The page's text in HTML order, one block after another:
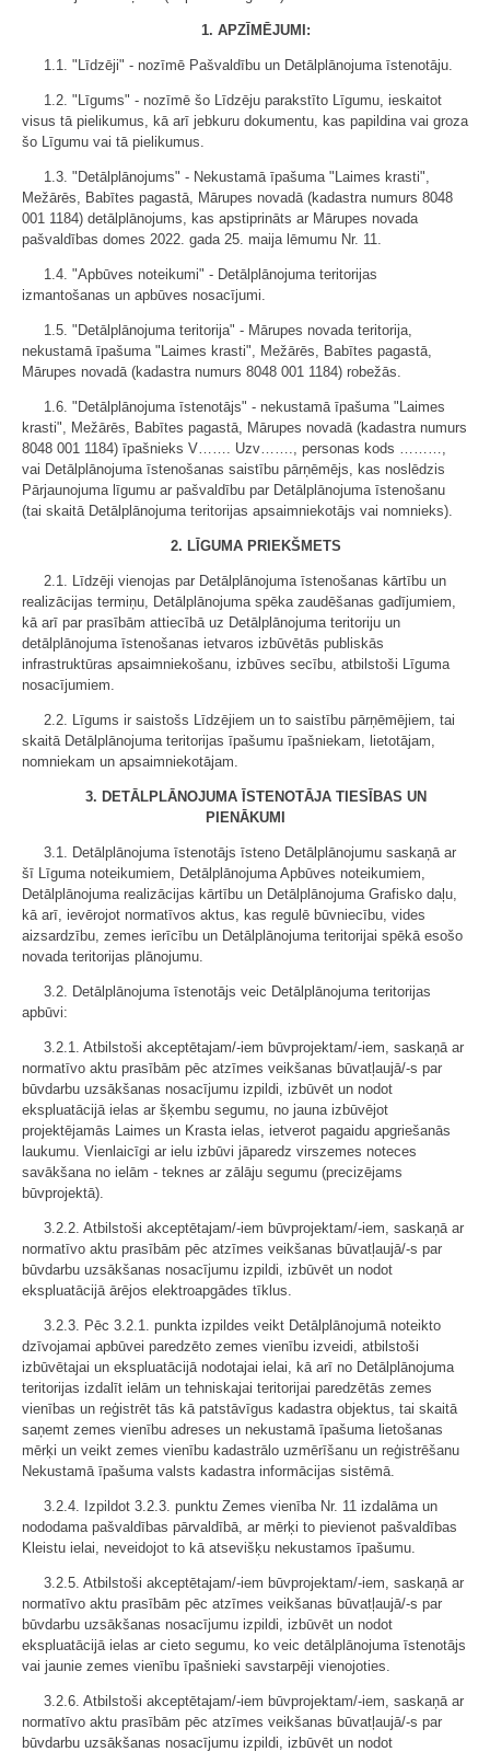
1. APZĪMĒJUMI:
1.1. "Līdzēji" - nozīmē Pašvaldību un Detālplānojuma īstenotāju.
1.2. "Līgums" - nozīmē šo Līdzēju parakstīto Līgumu, ieskaitot
visus tā pielikumus, kā arī jebkuru dokumentu, kas papildina vai groza
šo Līgumu vai tā pielikumus.
1.3. "Detālplānojums" - Nekustamā īpašuma "Laimes krasti",
Mežārēs, Babītes pagastā, Mārupes novadā (kadastra numurs 8048
001 1184) detālplānojums, kas apstiprināts ar Mārupes novada
pašvaldības domes 2022. gada 25. maija lēmumu Nr. 11.
1.4. "Apbūves noteikumi" - Detālplānojuma teritorijas
izmantošanas un apbūves nosacījumi.
1.5. "Detālplānojuma teritorija" - Mārupes novada teritorija,
nekustamā īpašuma "Laimes krasti", Mežārēs, Babītes pagastā,
Mārupes novadā (kadastra numurs 8048 001 1184) robežās.
1.6. "Detālplānojuma īstenotājs" - nekustamā īpašuma "Laimes
krasti", Mežārēs, Babītes pagastā, Mārupes novadā (kadastra numurs
8048 001 1184) īpašnieks V……. Uzv……., personas kods ………,
vai Detālplānojuma īstenošanas saistību pārņēmējs, kas noslēdzis
Pārjaunojuma līgumu ar pašvaldību par Detālplānojuma īstenošanu
(tai skaitā Detālplānojuma teritorijas apsaimniekotājs vai nomnieks).
2. LĪGUMA PRIEKŠMETS
2.1. Līdzēji vienojas par Detālplānojuma īstenošanas kārtību un
realizācijas termiņu, Detālplānojuma spēka zaudēšanas gadījumiem,
kā arī par prasībām attiecībā uz Detālplānojuma teritoriju un
detālplānojuma īstenošanas ietvaros izbūvētās publiskās
infrastruktūras apsaimniekošanu, izbūves secību, atbilstoši Līguma
nosacījumiem.
2.2. Līgums ir saistošs Līdzējiem un to saistību pārņēmējiem, tai
skaitā Detālplānojuma teritorijas īpašumu īpašniekam, lietotājam,
nomniekam un apsaimniekotājam.
3. DETĀLPLĀNOJUMA ĪSTENOTĀJA TIESĪBAS UN
PIENĀKUMI
3.1. Detālplānojuma īstenotājs īsteno Detālplānojumu saskaņā ar
šī Līguma noteikumiem, Detālplānojuma Apbūves noteikumiem,
Detālplānojuma realizācijas kārtību un Detālplānojuma Grafisko daļu,
kā arī, ievērojot normatīvos aktus, kas regulē būvniecību, vides
aizsardzību, zemes ierīcību un Detālplānojuma teritorijai spēkā esošo
novada teritorijas plānojumu.
3.2. Detālplānojuma īstenotājs veic Detālplānojuma teritorijas
apbūvi:
3.2.1. Atbilstoši akceptētajam/-iem būvprojektam/-iem, saskaņā ar
normatīvo aktu prasībām pēc atzīmes veikšanas būvatļaujā/-s par
būvdarbu uzsākšanas nosacījumu izpildi, izbūvēt un nodot
ekspluatācijā ielas ar šķembu segumu, no jauna izbūvējot
projektējamās Laimes un Krasta ielas, ietverot pagaidu apgriešanās
laukumu. Vienlaicīgi ar ielu izbūvi jāparedz virszemes noteces
savākšana no ielām - teknes ar zālāju segumu (precizējams
būvprojektā).
3.2.2. Atbilstoši akceptētajam/-iem būvprojektam/-iem, saskaņā ar
normatīvo aktu prasībām pēc atzīmes veikšanas būvatļaujā/-s par
būvdarbu uzsākšanas nosacījumu izpildi, izbūvēt un nodot
ekspluatācijā ārējos elektroapgādes tīklus.
3.2.3. Pēc 3.2.1. punkta izpildes veikt Detālplānojumā noteikto
dzīvojamai apbūvei paredzēto zemes vienību izveidi, atbilstoši
izbūvētajai un ekspluatācijā nodotajai ielai, kā arī no Detālplānojuma
teritorijas izdalīt ielām un tehniskajai teritorijai paredzētās zemes
vienības un reģistrēt tās kā patstāvīgus kadastra objektus, tai skaitā
saņemt zemes vienību adreses un nekustamā īpašuma lietošanas
mērķi un veikt zemes vienību kadastrālo uzmērīšanu un reģistrēšanu
Nekustamā īpašuma valsts kadastra informācijas sistēmā.
3.2.4. Izpildot 3.2.3. punktu Zemes vienība Nr. 11 izdalāma un
nododama pašvaldības pārvaldībā, ar mērķi to pievienot pašvaldības
Kleistu ielai, neveidojot to kā atsevišķu nekustamos īpašumu.
3.2.5. Atbilstoši akceptētajam/-iem būvprojektam/-iem, saskaņā ar
normatīvo aktu prasībām pēc atzīmes veikšanas būvatļaujā/-s par
būvdarbu uzsākšanas nosacījumu izpildi, izbūvēt un nodot
ekspluatācijā ielas ar cieto segumu, ko veic detālplānojuma īstenotājs
vai jaunie zemes vienību īpašnieki savstarpēji vienojoties.
3.2.6. Atbilstoši akceptētajam/-iem būvprojektam/-iem, saskaņā ar
normatīvo aktu prasībām pēc atzīmes veikšanas būvatļaujā/-s par
būvdarbu uzsākšanas nosacījumu izpildi, izbūvēt un nodot